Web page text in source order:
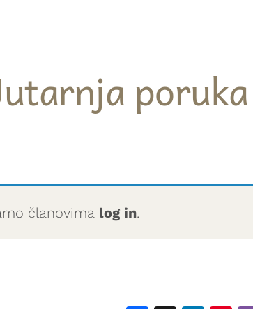
članovima log in.